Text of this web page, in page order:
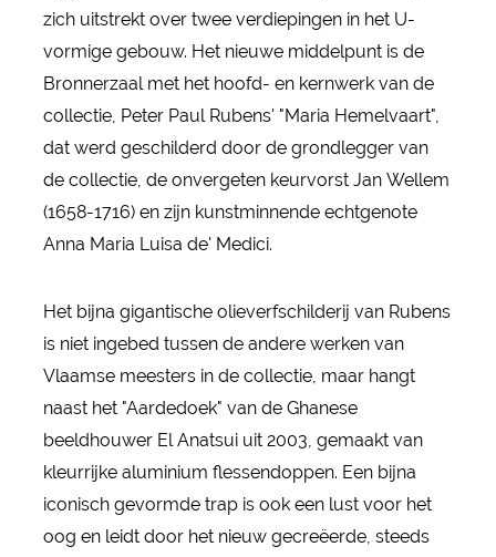
zich uitstrekt over twee verdiepingen in het U-
vormige gebouw. Het nieuwe middelpunt is de
Bronnerzaal met het hoofd- en kernwerk van de
collectie, Peter Paul Rubens' "Maria Hemelvaart",
dat werd geschilderd door de grondlegger van
de collectie, de onvergeten keurvorst Jan Wellem
(1658-1716) en zijn kunstminnende echtgenote
Anna Maria Luisa de' Medici.
Het bijna gigantische olieverfschilderij van Rubens
is niet ingebed tussen de andere werken van
Vlaamse meesters in de collectie, maar hangt
naast het "Aardedoek" van de Ghanese
beeldhouwer El Anatsui uit 2003, gemaakt van
kleurrijke aluminium flessendoppen. Een bijna
iconisch gevormde trap is ook een lust voor het
oog en leidt door het nieuw gecreëerde, steeds